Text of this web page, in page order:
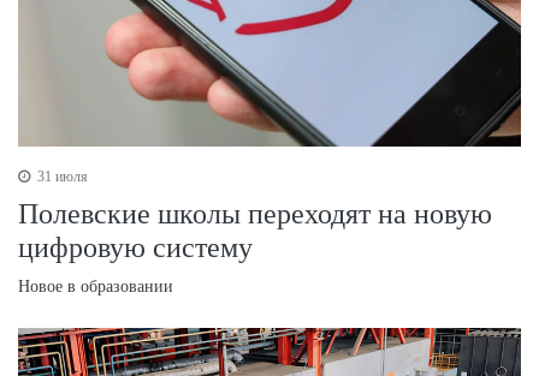
31 июля
Полевские школы переходят на новую
цифровую систему
Новое в образовании